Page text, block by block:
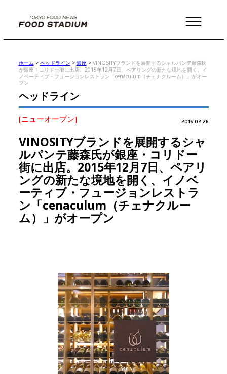
MENU
ホーム > ヘッドライン > 銀座> VINOSITYブランドを展開するシャルパンテ藤森氏
が銀座・コリドー街に出店。2015年12月7日、ペアリングの新たな境地を開く、イ
ノベーティブ・フュージョンレストラン「cenaculum（チェナクルーム）」がオー
プン
ヘッドライン
[ニューオープン] 2016.02.26
VINOSITYブランドを展開するシャ
ルパンテ藤森氏が銀座・コリドー
街に出店。2015年12月7日、ペアリ
ングの新たな境地を開く、イノベ
ーティブ・フュージョンレストラ
ン「cenaculum（チェナクルー
ム）」がオープン